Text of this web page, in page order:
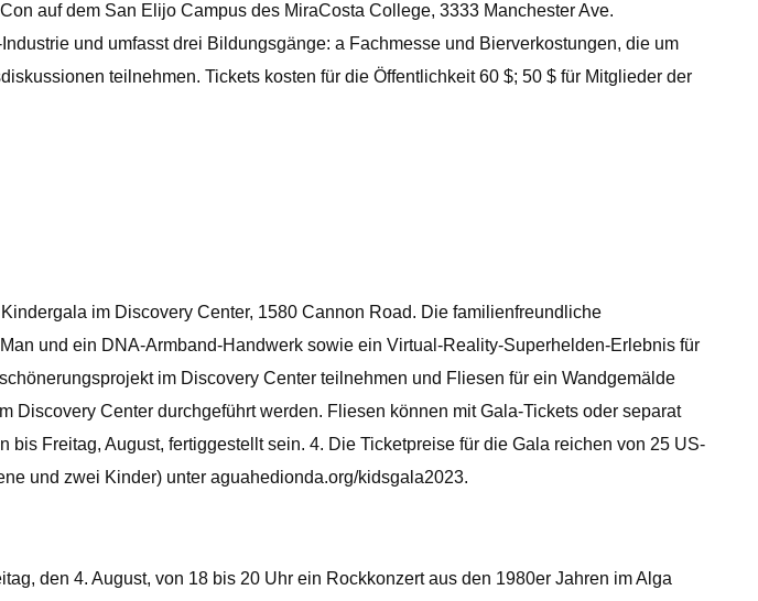
auf dem San Elijo Campus des MiraCosta College, 3333 Manchester Ave.
und umfasst drei Bildungsgänge: a Fachmesse und Bierverkostungen, die um
teilnehmen. Tickets kosten für die Öffentlichkeit 60 $; 50 $ für Mitglieder der
im Discovery Center, 1580 Cannon Road. Die familienfreundliche
und ein DNA-Armband-Handwerk sowie ein Virtual-Reality-Superhelden-Erlebnis für
im Discovery Center teilnehmen und Fliesen für ein Wandgemälde
Center durchgeführt werden. Fliesen können mit Gala-Tickets oder separat
Freitag, August, fertiggestellt sein. 4. Die Ticketpreise für die Gala reichen von 25 US-
und zwei Kinder) unter aguahedionda.org/kidsgala2023.
den 4. August, von 18 bis 20 Uhr ein Rockkonzert aus den 1980er Jahren im Alga